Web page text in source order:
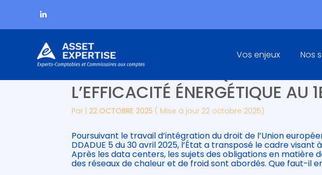
Aller
au
Principal
Vos enjeux Nos
COMMANDE PUBLIQUE ET
L’EFFICACITÉ ÉNERGÉTIQUE AU
Par |22 OCTOBRE 2025 ( Mise à jour 22 octobre 2025)
Poursuivant le travail d’intégration du droit de l’Union
DDADUE 5 du 30 avril 2025, l’État a transposé le cadre
Après les data centers, les sujets des obligations en matière
des réseaux de chaleur et de froid sont abordés. Que faut-il